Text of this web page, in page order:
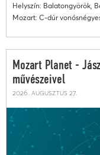
Helyszín: Balatongyörök,
Mozart: C-dúr
Mozart Planet -
művészeivel
2026. augusztus 27.